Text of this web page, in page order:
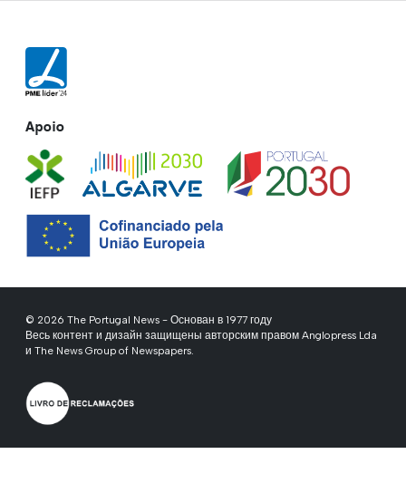
Apoio
© 2026 The Portugal News - Основан в 1977 году
Весь контент и дизайн защищены авторским правом Anglopress Lda
и The News Group of Newspapers.